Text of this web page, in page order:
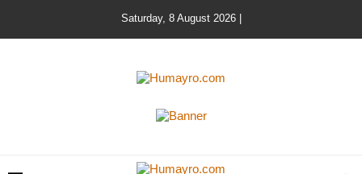
Saturday, 8 August 2026 |